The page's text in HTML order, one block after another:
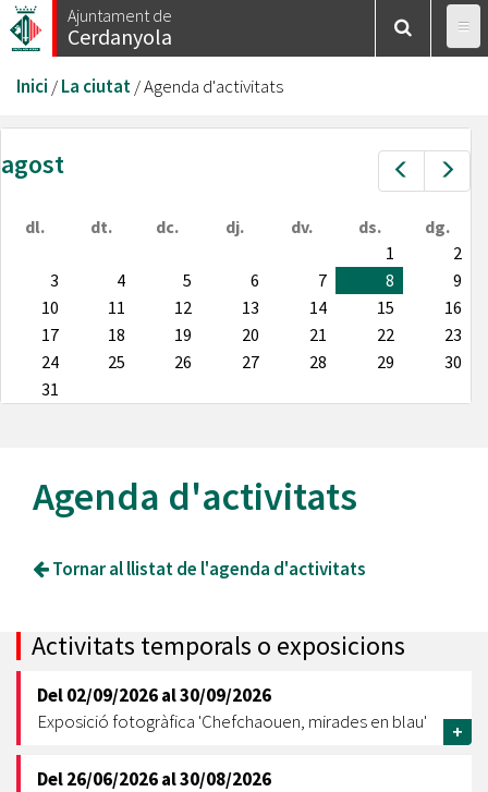
Vés
al
Ajuntament de
Cerdanyola
Esteu
aquí
Inici /La ciutat/Agenda d'activitats
Prev
agost
dl. dt. dc. dj. dv. ds.
dg.
1
2
3
4 5 6 7 8
9
10
11 12 13 14 15
16
17
18 19 20 21 22
23
24
25 26 27 28 29
30
31
Agenda d'activitats
Tornar al llistat de l'agenda d'activitats
Activitats temporals o exposicions
Del02/09/2026al30/09/2026
Exposició fotogràfica 'Chefchaouen, mirades en blau'
+
Del26/06/2026al30/08/2026